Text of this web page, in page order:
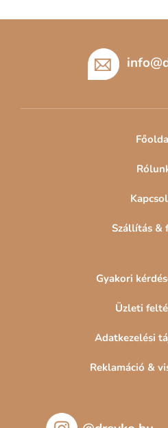
info@
Szállítás &
Gyakori
Üzleti
Adatkezelési
Reklamáció &